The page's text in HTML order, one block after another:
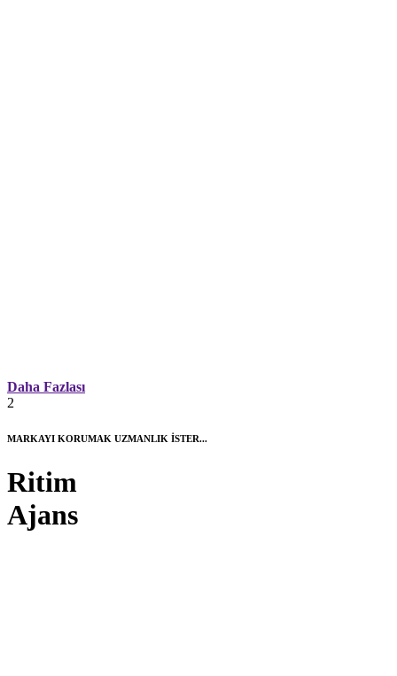
Daha Fazlası
2
MARKAYI KORUMAK UZMANLIK İSTER...
Ritim
Ajans